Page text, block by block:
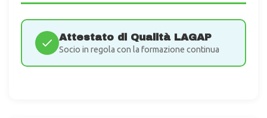
Attestato di Qualità LAGAP
Socio in regola con la formazione continua